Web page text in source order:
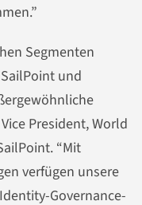
Segmenten
und
President, World
“Mit
verfügen unsere
Governance-